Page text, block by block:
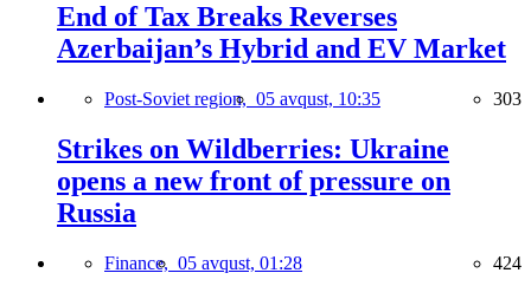
End of Tax Breaks Reverses
Azerbaijan’s Hybrid and EV Market
Post-Soviet region, 05 avqust, 10:35 303
Strikes on Wildberries: Ukraine
opens a new front of pressure on
Russia
Finance, 05 avqust, 01:28 424